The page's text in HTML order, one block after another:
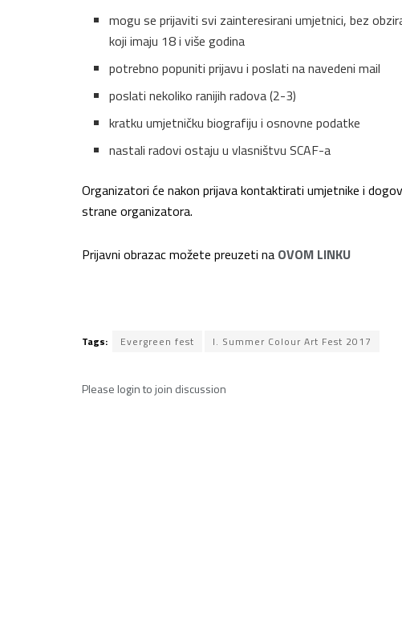
mogu se prijaviti svi zainteresirani umjetnici, bez
koji imaju 18 i više godina
potrebno popuniti prijavu i poslati na navedeni mail
poslati nekoliko ranijih radova (2-3)
kratku umjetničku biografiju i osnovne podatke
nastali radovi ostaju u vlasništvu SCAF-a
Organizatori će nakon prijava kontaktirati umjetnike i
strane organizatora.
Prijavni obrazac možete preuzeti na OVOM LINKU
Tags: Evergreen fest I. Summer Colour Art Fest 2017
Please loginto join discussion